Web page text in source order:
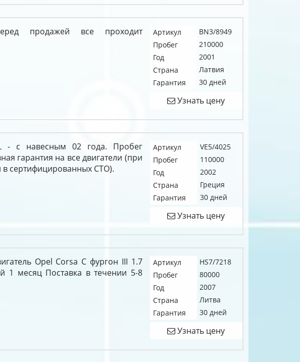
продажей все проходит
Артикул
BN3/8949
Пробег
210000
Год
2001
Страна
Латвия
Гарантия
30 дней
Узнать цену
- с навесным 02 года. Пробег
гарантия на все двигатели (при
в сертифицированных СТО).
Артикул
VE5/4025
Пробег
110000
Год
2002
Страна
Греция
Гарантия
30 дней
Узнать цену
Opel Corsa C фургон III 1.7
1 месяц Поставка в течении 5-8
Артикул
HS7/7218
Пробег
80000
Год
2007
Страна
Литва
Гарантия
30 дней
Узнать цену